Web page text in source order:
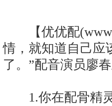
【优优配
情，就知道自己应
了。”配音演员廖
1.你在配骨精灵